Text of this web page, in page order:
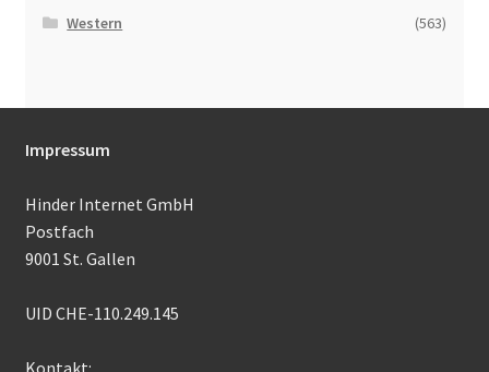
Western
(563)
Impressum
Hinder Internet GmbH
Postfach
9001 St. Gallen
UID CHE-110.249.145
Kontakt: